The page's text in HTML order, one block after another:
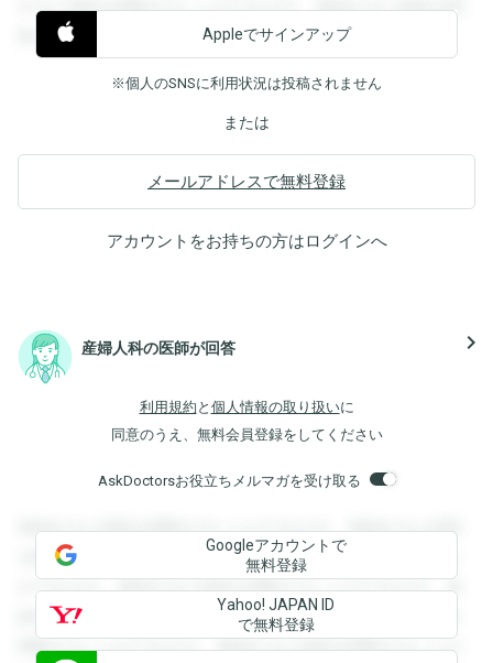
すると回答を閲覧することができます。登録すると回答を閲
覧することができます。
Appleでサインアップ
※個人のSNSに利用状況は投稿されません
または
メールアドレスで無料登録
アカウントをお持ちの方はログインへ
産婦人科の医師が回答 navigate_next
利用規約 と 個人情報の取り扱いに
同意のうえ、無料会員登録をしてください
AskDoctorsお役立ちメルマガを受け取る
登録すると回答を閲覧することができます。登録すると回答
を閲覧することができます。登録すると回答を閲覧すること
ができます。登録すると回答を閲覧することができます。登
録すると回答を閲覧することができます。登録すると回答を
閲覧することができます。登録すると回答を閲覧することが
Googleアカウントで
無料登録
Yahoo! JAPAN ID
で無料登録